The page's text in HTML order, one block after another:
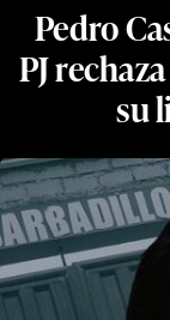
Pedro
PJ
su